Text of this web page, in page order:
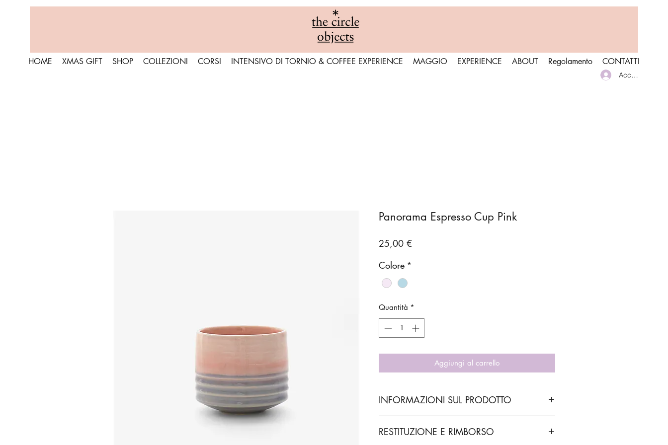
Accedi
HOME XMAS GIFT SHOP COLLEZIONI CORSI INTENSIVO DI TORNIO & COFFEE EXPERIENCE MAGGIO EXPERIENCE ABOUT Regolamento CONTATTI
Panorama Espresso Cup Pink
25,00 €Prezzo
Colore *
Quantità *
Aggiungi al carrello
INFORMAZIONI SUL PRODOTTO
7/8 Ø cm
RESTITUZIONE E RIMBORSO